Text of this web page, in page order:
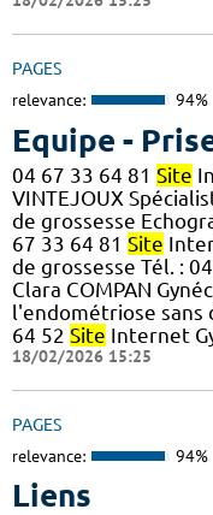
PAGES
relevance: 94%
Equipe -
04 67 33 64 81 Site
VINTEJOUX
de grossesse
67 33 64 81 Site
de grossesse Tél. :
Clara COMPAN
l'endométriose sans
64 52 Site Internet
18/02/2026 15:25
PAGES
relevance: 94%
Liens